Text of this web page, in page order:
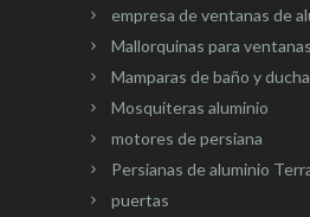
empresa de ventanas de
Mallorquinas para ventanas
Mamparas de baño y ducha
Mosquiteras aluminio
motores de persiana
Persianas de aluminio
puertas